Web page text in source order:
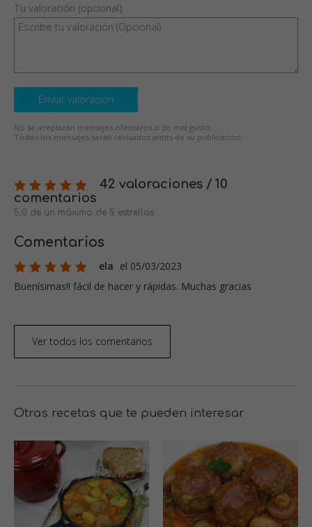
Tu valoración (opcional)
Enviar valoración
No se aceptarán mensajes ofensivos o de mal gusto.
Todos los mensajes serán revisados antes de su publicación.
42 valoraciones / 10
comentarios
5,0 de un máximo de 5 estrellas
Comentarios
ela el 05/03/2023
Buenísimas!! fácil de hacer y rápidas. Muchas gracias
Ver todos los comentarios
Otras recetas que te pueden interesar